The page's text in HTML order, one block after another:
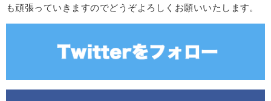
も頑張っていきますのでどうぞよろしくお願いいたします。